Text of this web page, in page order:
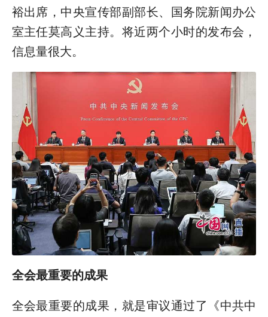
裕出席，中央宣传部副部长、国务院新闻办公
室主任莫高义主持。将近两个小时的发布会，
信息量很大。
全会最重要的成果
全会最重要的成果，就是审议通过了《中共中